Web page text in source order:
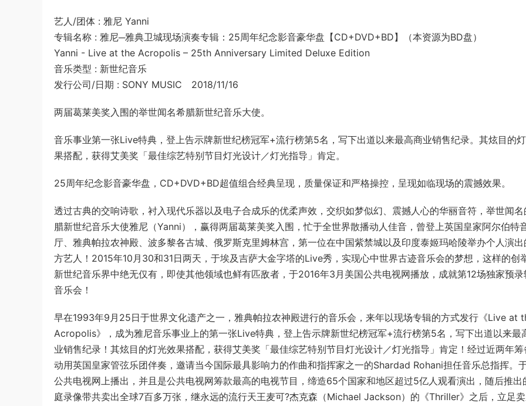
艺人/团体 : 雅尼 Yanni
专辑名称 : 雅尼─雅典卫城现场演奏专辑：25周年纪念影音豪华盘【CD+DVD+BD】（本资源为BD盘）
Yanni - Live at the Acropolis – 25th Anniversary Limited Deluxe Edition
音乐类型 : 新世纪音乐
发行公司/日期 : SONY MUSIC 2018/11/16
两届葛莱美奖入围的举世闻名希腊新世纪音乐大使。
音乐事业第一张Live特典，登上告示牌新世纪榜冠军+流行榜第5名，写下出道以来最高商业销售纪录。其炫目的
果搭配，获得艾美奖「最佳综艺特别节目灯光设计／灯光指导」肯定。
25周年纪念影音豪华盘，CD+DVD+BD超值组合经典呈现，质量保证和严格操控，呈现如临现场的震撼效果。
透过古典的交响诗歌，衬入现代乐器以及电子合成乐的优柔声效，交织如梦似幻、震撼人心的华丽音符，举世闻名
腊新世纪音乐大使雅尼（Yanni），赢得两届葛莱美奖入围，忙于全世界散播动人佳音，曾登上英国皇家阿尔伯特
厅、雅典帕拉农神殿、波多黎各古城、俄罗斯克里姆林宫，第一位在中国紫禁城以及印度泰姬玛哈陵举办个人演出
方艺人！2015年10月30和31日两天，于埃及吉萨大金字塔的Live秀，实现心中世界古迹音乐会的梦想，这样的创
新世纪音乐界中绝无仅有，即使其他领域也鲜有匹敌者，于2016年3月美国公共电视网播放，成就第12场独家预录
音乐会！
早在1993年9月25日于世界文化遗产之一，雅典帕拉农神殿进行的音乐会，来年以现场专辑的方式发行《Live at
Acropolis》，成为雅尼音乐事业上的第一张Live特典，登上告示牌新世纪榜冠军+流行榜第5名，写下出道以来最
业销售纪录！其炫目的灯光效果搭配，获得艾美奖「最佳综艺特别节目灯光设计／灯光指导」肯定！经过近两年筹
动用英国皇家管弦乐团伴奏，邀请当今国际最具影响力的作曲和指挥家之一的Shardad Rohani担任音乐总指挥。
公共电视网上播出，并且是公共电视网筹款最高的电视节目，缔造65个国家和地区超过5亿人观看演出，随后推出
庭录像带共卖出全球7百多万张，继永远的流行天王麦可?杰克森（Michael Jackson）的《Thriller》之后，立足